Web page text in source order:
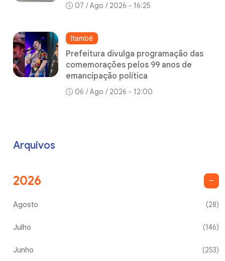
07 / Ago / 2026 - 16:25
Itambé
Prefeitura divulga programação das
comemorações pelos 99 anos de
emancipação política
06 / Ago / 2026 - 12:00
Arquivos
2026
Agosto (28)
Julho (146)
Junho (253)